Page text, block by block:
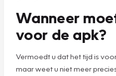
Wanneer
voor de apk?
Vermoedt u dat het tijd is
maar weet u niet meer